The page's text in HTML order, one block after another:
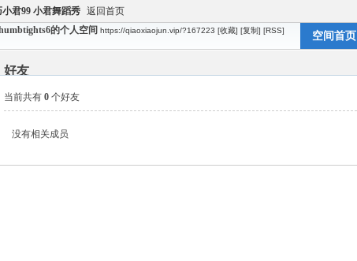
君99 小君舞蹈秀 返回首页
的个人空间 https://qiaoxiaojun.vip/?167223 [收藏] [复制] [RSS] 空间首页
好友
当前共有 0 个好友
没有相关成员